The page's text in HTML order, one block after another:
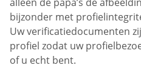
bijzonder met
Uw verificatiedocumenten
profiel zodat uw
of u echt bent.